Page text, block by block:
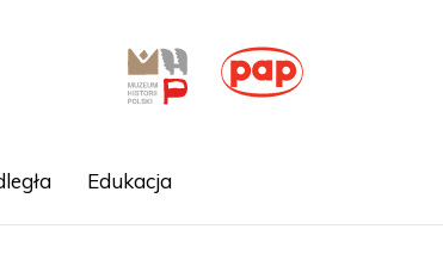
Edukacja